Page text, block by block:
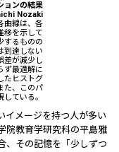
ョンの結果
Nozaki
曲線は、各
移を示して
するものの
到達しない
差が減少し
ず最適解に
たヒストグ
た、このパ
ている。
イメージを持つ人が多い
院教育学研究科の平島雅
、その記憶を「少しずつ